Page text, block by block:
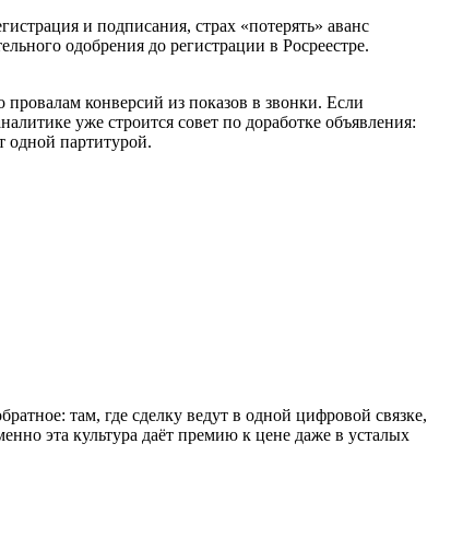
и подписания, страх «потерять» аванс
одобрения до регистрации в Росреестре.
конверсий из показов в звонки. Если
уже строится совет по доработке объявления:
одной партитурой.
там, где сделку ведут в одной цифровой связке,
эта культура даёт премию к цене даже в усталых